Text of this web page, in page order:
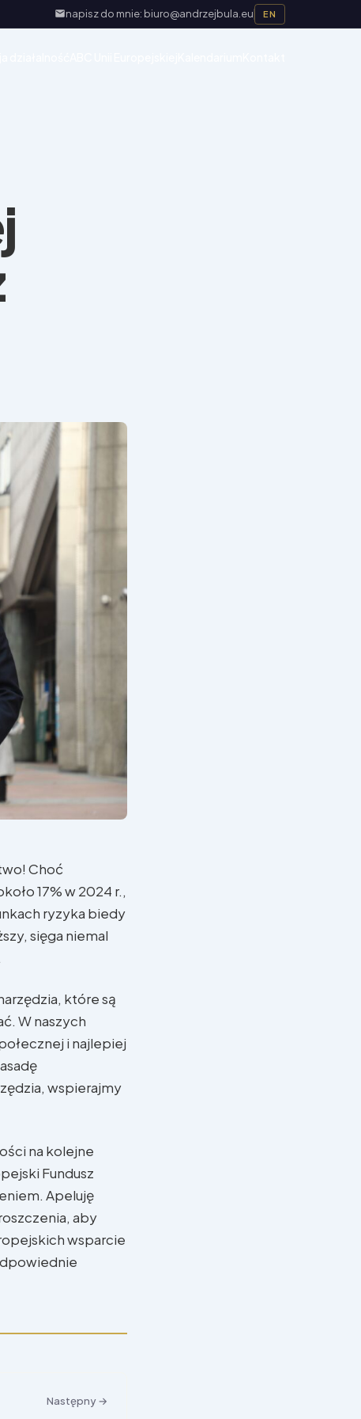
napisz do mnie: biuro@andrzejbula.eu EN
Choć
17% w 2024 r.,
ryzyka biedy
sięga niemal
które są
W naszych
i najlepiej
wspierajmy
na kolejne
Fundusz
Apeluję
aby
wsparcie
Następny →